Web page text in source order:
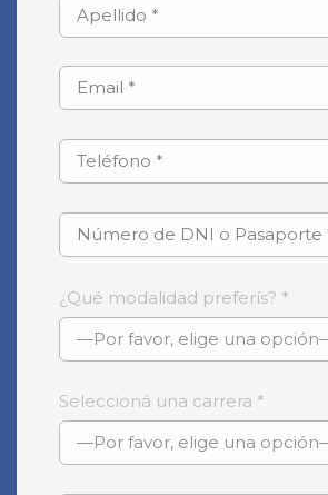
¿Qué modalidad preferís? *
Seleccioná una carrera *